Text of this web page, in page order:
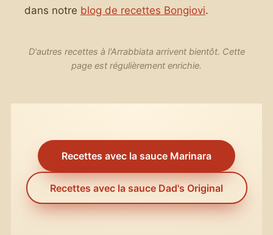
dans notre blog de recettes Bongiovi.
D'autres recettes à l'Arrabbiata arrivent bientôt. Cette
page est régulièrement enrichie.
Recettes avec la sauce Marinara
Recettes avec la sauce Dad's Original